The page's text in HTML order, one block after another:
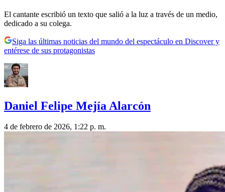
El cantante escribió un texto que salió a la luz a través de un medio,
dedicado a su colega.
Siga las últimas noticias del mundo del espectáculo en Discover y
entérese de sus protagonistas
Daniel Felipe Mejía Alarcón
4 de febrero de 2026, 1:22 p. m.